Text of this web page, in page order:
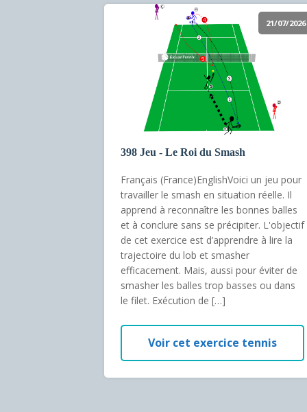
21/07/2026
398 Jeu - Le Roi du Smash
Français (France)EnglishVoici un jeu pour
travailler le smash en situation réelle. Il
apprend à reconnaître les bonnes balles
et à conclure sans se précipiter. L'objectif
de cet exercice est d’apprendre à lire la
trajectoire du lob et smasher
efficacement. Mais, aussi pour éviter de
smasher les balles trop basses ou dans
le filet. Exécution de […]
Voir cet exercice tennis